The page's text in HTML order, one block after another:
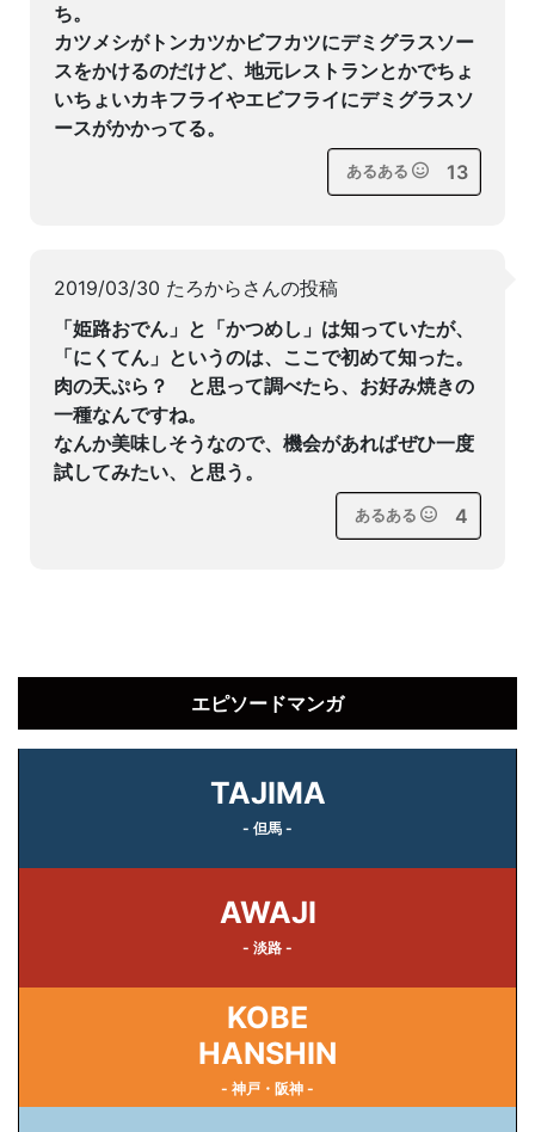
ち。
カツメシがトンカツかビフカツにデミグラスソー
スをかけるのだけど、地元レストランとかでちょ
いちょいカキフライやエビフライにデミグラスソ
ースがかかってる。
あるある 13
2019/03/30 たろからさんの投稿
「姫路おでん」と「かつめし」は知っていたが、
「にくてん」というのは、ここで初めて知った。
肉の天ぷら？ と思って調べたら、お好み焼きの
一種なんですね。
なんか美味しそうなので、機会があればぜひ一度
試してみたい、と思う。
あるある 4
エピソードマンガ
TAJIMA
- 但馬 -
AWAJI
- 淡路 -
KOBE
HANSHIN
- 神戸・阪神 -